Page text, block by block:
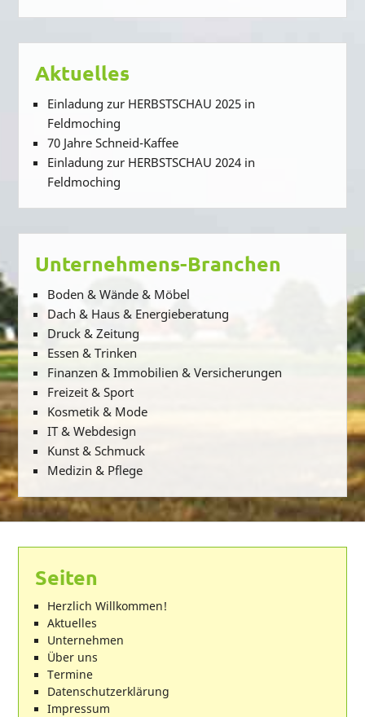
Aktuelles
Einladung zur HERBSTSCHAU 2025 in
Feldmoching
70 Jahre Schneid-Kaffee
Einladung zur HERBSTSCHAU 2024 in
Feldmoching
Unternehmens-Branchen
Boden & Wände & Möbel
Dach & Haus & Energieberatung
Druck & Zeitung
Essen & Trinken
Finanzen & Immobilien & Versicherungen
Freizeit & Sport
Kosmetik & Mode
IT & Webdesign
Kunst & Schmuck
Medizin & Pflege
Seiten
Herzlich Willkommen!
Aktuelles
Unternehmen
Über uns
Termine
Datenschutzerklärung
Impressum